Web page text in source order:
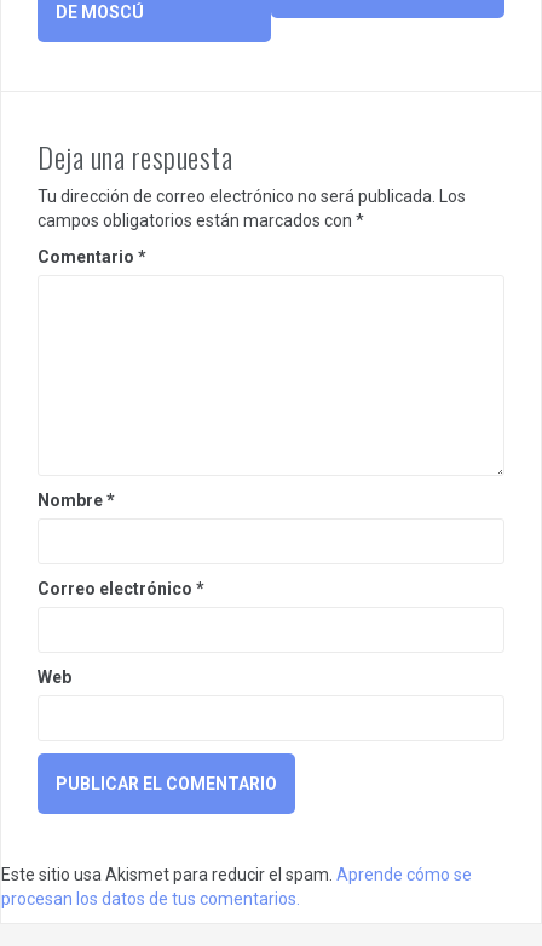
DE MOSCÚ
Deja una respuesta
Tu dirección de correo electrónico no será publicada.
Los
campos obligatorios están marcados con *
Comentario *
Nombre*
Correo electrónico *
Web
Este sitio usa Akismet para reducir el spam. Aprende cómo se
procesan los datos de tus comentarios.